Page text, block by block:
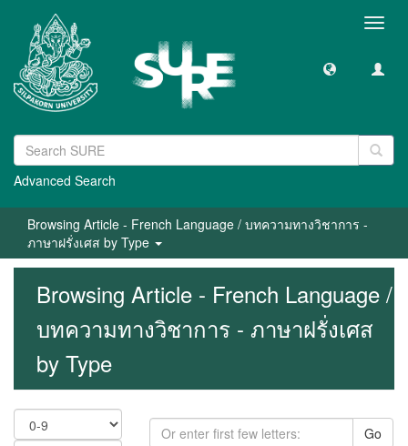
Advanced Search
Browsing Article - French Language / บทความทางวิชาการ -
ภาษาฝรั่งเศส by Type
Browsing Article - French Language /
บทความทางวิชาการ - ภาษาฝรั่งเศส
by Type
Go